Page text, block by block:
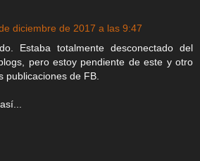
diciembre de 2017 a las 9:47
Estaba totalmente desconectado del
pero estoy pendiente de este y otro
publicaciones de FB.